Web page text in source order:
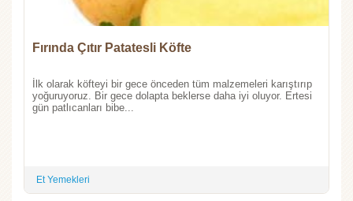
Fırında Çıtır Patatesli Köfte
İlk olarak köfteyi bir gece önceden tüm malzemeleri karıştırıp
yoğuruyoruz. Bir gece dolapta beklerse daha iyi oluyor. Ertesi
gün patlıcanları bibe...
Et Yemekleri